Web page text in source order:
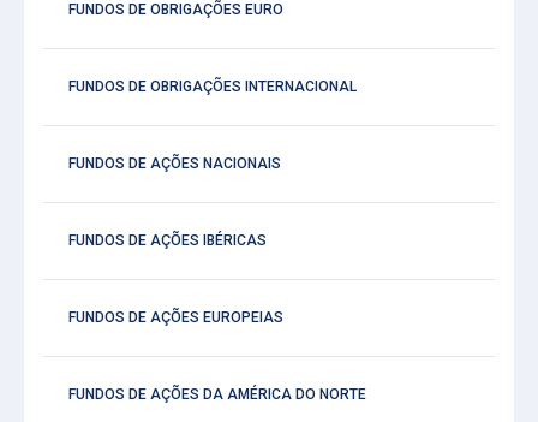
FUNDOS DE OBRIGAÇÕES EURO
FUNDOS DE OBRIGAÇÕES INTERNACIONAL
FUNDOS DE AÇÕES NACIONAIS
FUNDOS DE AÇÕES IBÉRICAS
FUNDOS DE AÇÕES EUROPEIAS
FUNDOS DE AÇÕES DA AMÉRICA DO NORTE